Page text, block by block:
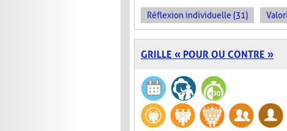
Réflexion individuelle (31)
GRILLE « POUR OU CONTRE »